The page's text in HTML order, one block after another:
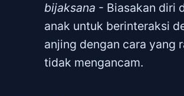
bijaksana - Biasakan diri
anak untuk berinteraksi
anjing dengan cara yang
tidak mengancam.